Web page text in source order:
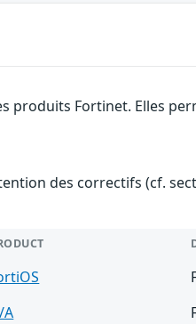
produits Fortinet. Elles
des correctifs (cf.
A